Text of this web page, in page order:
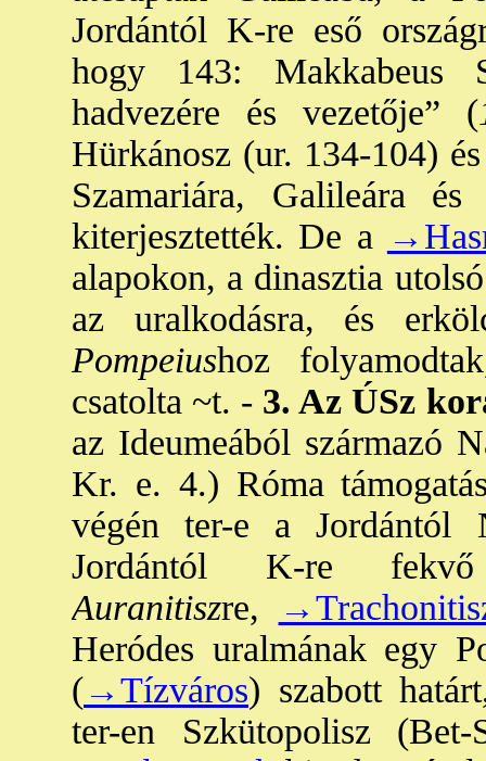
Jordántól K-re eső
hogy 143: Makkabeus
hadvezére és vezetője” (
Hürkánosz (ur. 134-104)
Szamariára, Galileára
kiterjesztették. De a
alapokon, a dinasztia
az uralkodásra, és
Pompeiushoz
csatolta ~t. - 3. Az ÚSz
az Ideumeából származó
Kr. e. 4.) Róma
végén ter-e a Jordántól
Jordántól K-re
Auranitiszre,
Heródes uralmának egy
(→Tízváros) szabott
ter-en Szkütopolisz